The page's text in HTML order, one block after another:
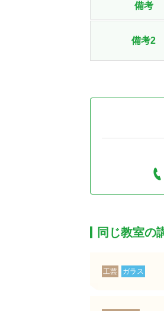
備考
備考2
同じ教室の
工芸 ガラス